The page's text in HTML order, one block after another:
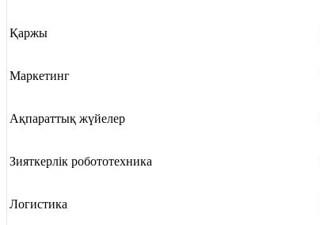
Қаржы
Маркетинг
Ақпараттық жүйелер
Зияткерлік робототехника
Логистика